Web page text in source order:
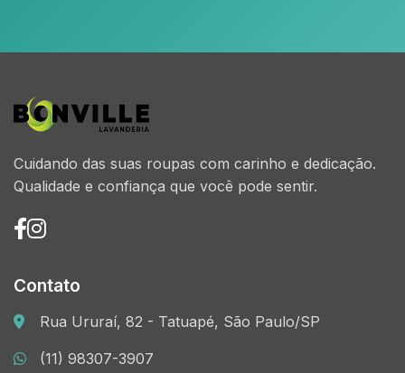
Cuidando das suas roupas com carinho e dedicação.
Qualidade e confiança que você pode sentir.
Contato
Rua Ururaí, 82 - Tatuapé, São Paulo/SP
(11) 98307-3907